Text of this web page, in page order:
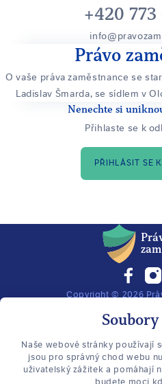
+420 773
Právo
O vaše práva zaměstnance se
Ladislav Šmarda, se sídlem v
Nenechte si
Přihlaste se k
PŘIHLÁSIT SE
Copyright © 2026
designed
Naše webové stránky používají
jsou pro správný chod webu
uživatelský zážitek a pomáhají
budete moci